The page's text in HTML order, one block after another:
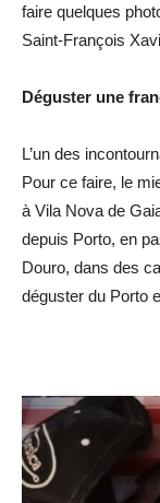
faire quelques
Saint-François
Déguster une
L’un des
Pour ce faire, le
à Vila Nova de
depuis Porto, en
Douro, dans des
déguster du Porto